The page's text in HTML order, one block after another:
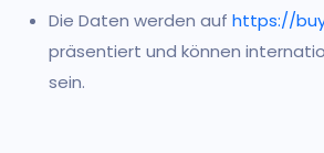
Die Daten werden auf https://
präsentiert und können
sein.